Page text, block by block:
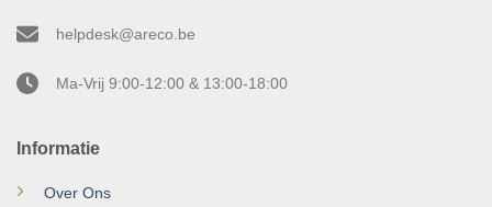
Informatie
Over Ons
helpdesk@areco.be
Ma-Vrij 9:00-12:00 & 13:00-18:00